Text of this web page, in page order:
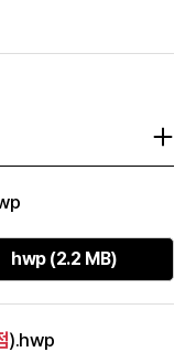
핸드볼경기장(7.4) : 비
파일 참고바랍니다.
hwp (2.2 MB)
).hwp